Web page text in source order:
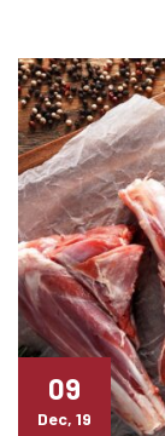
09
Dec, 19